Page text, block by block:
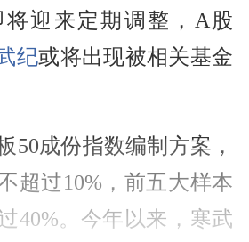
将迎来定期调整，A股
纪或将出现被相关基金
50成份指数编制方案，
超过10%，前五大样本
40%。今年以来，寒武